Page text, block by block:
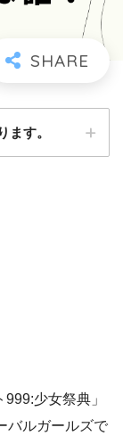
ます。
少女祭典」
バルガールズで